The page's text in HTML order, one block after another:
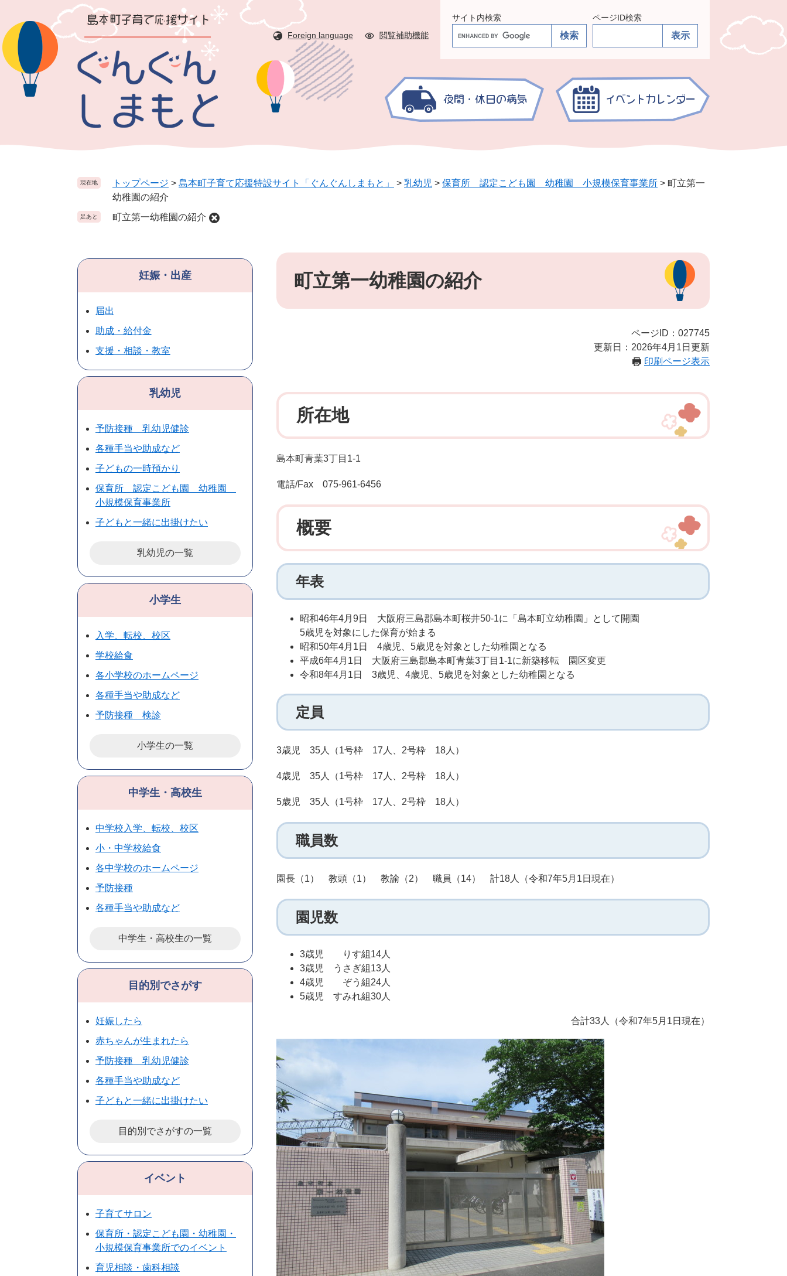
ジ
の
先
ュ
ー
を
文
Foreign language 閲覧補助機能
サイト内検索
G
o
o
e
索
ページID検索
現在地 トップページ > 島本町子育て応援特設サイト「ぐんぐんしまもと」 > 乳幼児 > 保育所 認定こども園 幼稚園 小規模保育事業所 > 町立第一
幼稚園の紹介
足あと 町立第一幼稚園の紹介
本
町立第一幼稚園の紹介
ページID：027745
更新日：2026年4月1日更新
印刷ページ表示
所在地
島本町青葉3丁目1-1
電話/Fax 075-961-6456
概要
年表
昭和46年4月9日 大阪府三島郡島本町桜井50-1に「島本町立幼稚園」として開園
5歳児を対象にした保育が始まる
昭和50年4月1日 4歳児、5歳児を対象とした幼稚園となる
平成6年4月1日 大阪府三島郡島本町青葉3丁目1-1に新築移転 園区変更
令和8年4月1日 3歳児、4歳児、5歳児を対象とした幼稚園となる
定員
3歳児 35人（1号枠 17人、2号枠 18人）
4歳児 35人（1号枠 17人、2号枠 18人）
5歳児 35人（1号枠 17人、2号枠 18人）
職員数
園長（1） 教頭（1） 教諭（2） 職員（14） 計18人（令和7年5月1日現在）
園児数
3歳児 りす組14人
3歳児 うさぎ組13人
4歳児 ぞう組24人
5歳児 すみれ組30人
合計33人（令和7年5月1日現在）
妊娠・出産
届出
助成・給付金
支援・相談・教室
乳幼児
予防接種 乳幼児健診
各種手当や助成など
子どもの一時預かり
保育所 認定こども園 幼稚園
小規模保育事業所
子どもと一緒に出掛けたい
乳幼児の一覧
小学生
入学、転校、校区
学校給食
各小学校のホームページ
各種手当や助成など
予防接種 検診
小学生の一覧
中学生・高校生
中学校入学、転校、校区
小・中学校給食
各中学校のホームページ
予防接種
各種手当や助成など
中学生・高校生の一覧
目的別でさがす
妊娠したら
赤ちゃんが生まれたら
予防接種 乳幼児健診
各種手当や助成など
子どもと一緒に出掛けたい
目的別でさがすの一覧
イベント
子育てサロン
保育所・認定こども園・幼稚園・
小規模保育事業所でのイベント
育児相談・歯科相談